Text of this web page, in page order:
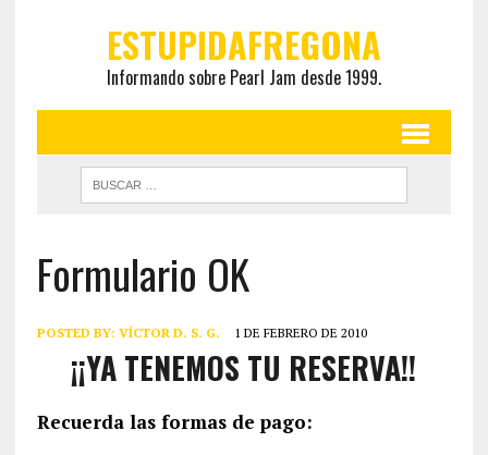
ESTUPIDAFREGONA
Informando sobre Pearl Jam desde 1999.
Formulario OK
POSTED BY: VÍCTOR D. S. G. 1 DE FEBRERO DE 2010
¡¡YA TENEMOS TU RESERVA!!
Recuerda las formas de pago: